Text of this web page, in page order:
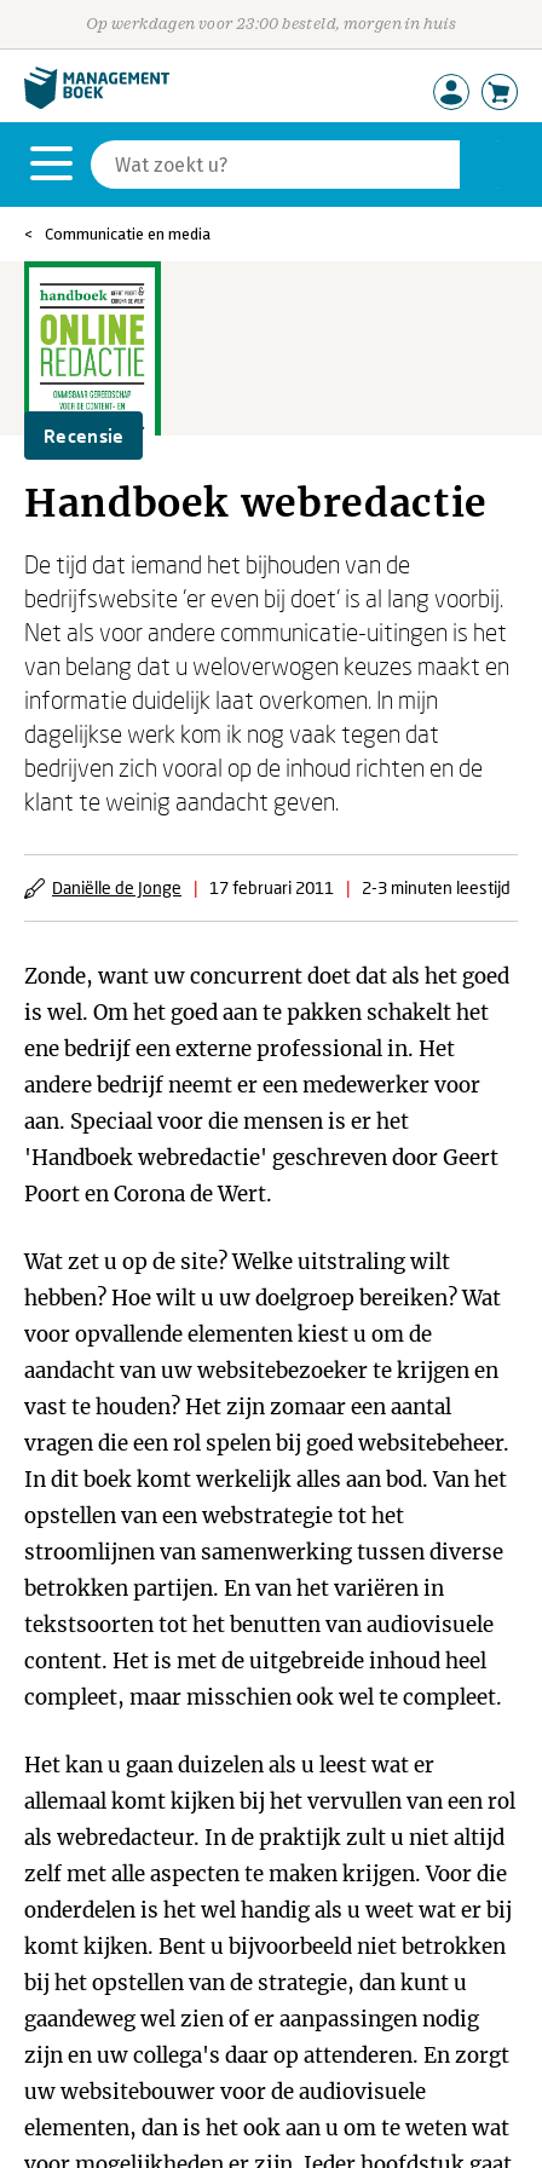
Op werkdagen voor 23:00 besteld, morgen in huis
Communicatie en media
Recensie
Handboek webredactie
De tijd dat iemand het bijhouden van de
bedrijfswebsite 'er even bij doet' is al lang voorbij.
Net als voor andere communicatie-uitingen is het
van belang dat u weloverwogen keuzes maakt en
informatie duidelijk laat overkomen. In mijn
dagelijkse werk kom ik nog vaak tegen dat
bedrijven zich vooral op de inhoud richten en de
klant te weinig aandacht geven.
Daniëlle de Jonge | 17 februari 2011 | 2-3 minuten leestijd
Zonde, want uw concurrent doet dat als het goed
is wel. Om het goed aan te pakken schakelt het
ene bedrijf een externe professional in. Het
andere bedrijf neemt er een medewerker voor
aan. Speciaal voor die mensen is er het
'Handboek webredactie' geschreven door Geert
Poort en Corona de Wert.
Wat zet u op de site? Welke uitstraling wilt
hebben? Hoe wilt u uw doelgroep bereiken? Wat
voor opvallende elementen kiest u om de
aandacht van uw websitebezoeker te krijgen en
vast te houden? Het zijn zomaar een aantal
vragen die een rol spelen bij goed websitebeheer.
In dit boek komt werkelijk alles aan bod. Van het
opstellen van een webstrategie tot het
stroomlijnen van samenwerking tussen diverse
betrokken partijen. En van het variëren in
tekstsoorten tot het benutten van audiovisuele
content. Het is met de uitgebreide inhoud heel
compleet, maar misschien ook wel te compleet.
Het kan u gaan duizelen als u leest wat er
allemaal komt kijken bij het vervullen van een rol
als webredacteur. In de praktijk zult u niet altijd
zelf met alle aspecten te maken krijgen. Voor die
onderdelen is het wel handig als u weet wat er bij
komt kijken. Bent u bijvoorbeeld niet betrokken
bij het opstellen van de strategie, dan kunt u
gaandeweg wel zien of er aanpassingen nodig
zijn en uw collega's daar op attenderen. En zorgt
uw websitebouwer voor de audiovisuele
elementen, dan is het ook aan u om te weten wat